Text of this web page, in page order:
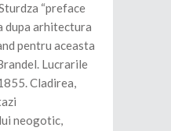
“preface
dupa arhitectura
pentru aceasta
Lucrarile
Cladirea,
neogotic,